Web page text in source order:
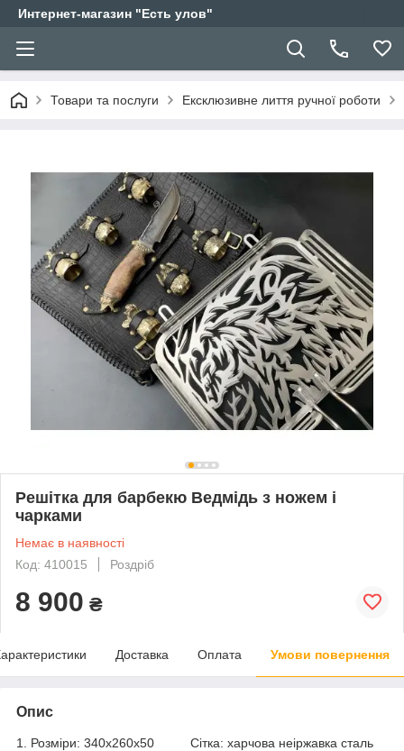
Интернет-магазин "Есть улов"
Товари та послуги Ексклюзивне лиття ручної роботи
Решітка для барбекю Ведмідь з ножем і
чарками
Немає в наявності
Код: 410015
Роздріб
8 900 ₴
Доставка Оплата Умови повернення
Опис
1. Розміри: 340x260x50 Сітка: харчова неіржавка сталь